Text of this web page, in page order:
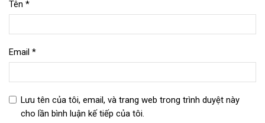
Tên *
Email *
Lưu tên của tôi, email, và trang web trong trình duyệt này
cho lần bình luận kế tiếp của tôi.